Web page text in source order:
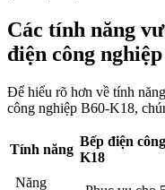
Các tính năng
điện công
Để hiểu rõ hơn về tính
công nghiệp B60-K18,
Tính năng
Bếp điện
K18
Năng